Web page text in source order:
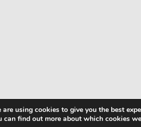
are using cookies to give you the best
can find out more about which cookies